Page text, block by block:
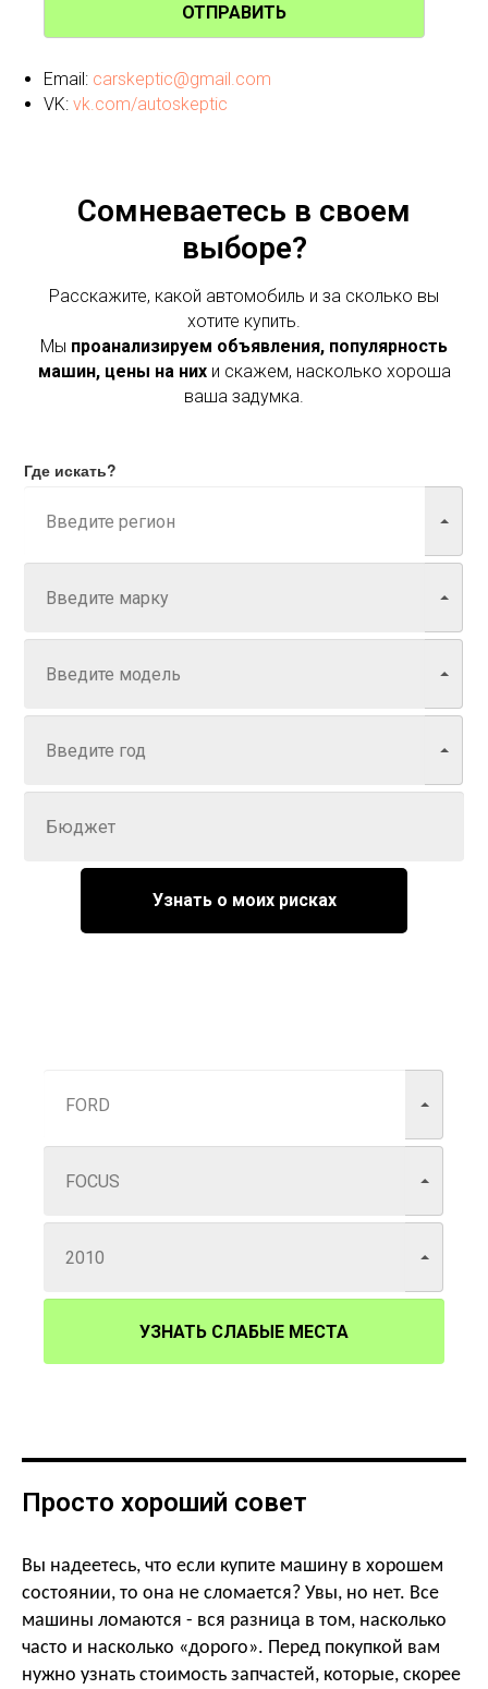
ОТПРАВИТЬ
Email: carskeptic@gmail.com
VK: vk.com/autoskeptic
Сомневаетесь в своем
выборе?
Расскажите, какой автомобиль и за сколько вы
хотите купить.
Мы проанализируем объявления, популярность
машин, цены на нихи скажем, насколько хороша
ваша задумка.
Где искать?
Узнать о моих рисках
УЗНАТЬ СЛАБЫЕ МЕСТА
Просто хороший совет
Вы надеетесь, что если купите машину в хорошем
состоянии, то она не сломается? Увы, но нет. Все
машины ломаются - вся разница в том, насколько
часто и насколько «дорого». Перед покупкой вам
нужно узнать стоимость запчастей, которые, скорее